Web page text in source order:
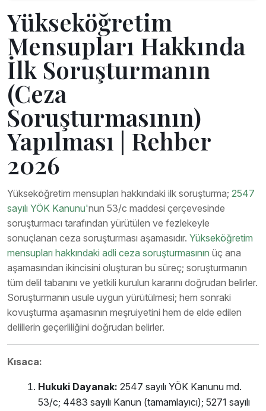
Yükseköğretim
Mensupları Hakkında
İlk Soruşturmanın
(Ceza
Soruşturmasının)
Yapılması | Rehber
2026
Yükseköğretim mensupları hakkındaki ilk soruşturma; 2547
sayılı YÖK Kanunu'nun 53/c maddesi çerçevesinde
soruşturmacı tarafından yürütülen ve fezlekeyle
sonuçlanan ceza soruşturması aşamasıdır. Yükseköğretim
mensupları hakkındaki adli ceza soruşturmasının üç ana
aşamasından ikincisini oluşturan bu süreç; soruşturmanın
tüm delil tabanını ve yetkili kurulun kararını doğrudan belirler.
Soruşturmanın usule uygun yürütülmesi; hem sonraki
kovuşturma aşamasının meşruiyetini hem de elde edilen
delillerin geçerliliğini doğrudan belirler.
Kısaca:
Hukuki Dayanak: 2547 sayılı YÖK Kanunu md.
53/c; 4483 sayılı Kanun (tamamlayıcı); 5271 sayılı